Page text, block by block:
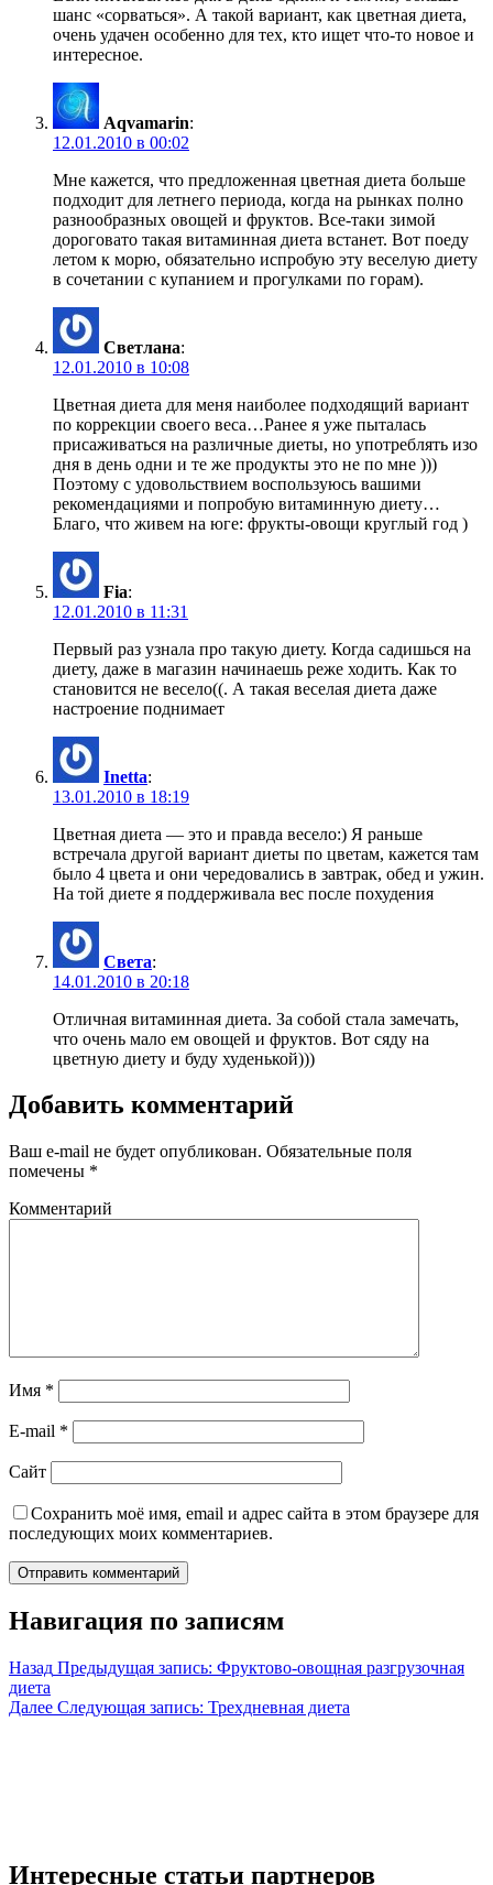
шанс «сорваться». А такой вариант, как цветная диета,
очень удачен особенно для тех, кто ищет что-то новое и
интересное.
Aqvamarin:
12.01.2010 в 00:02
Мне кажется, что предложенная цветная диета больше
подходит для летнего периода, когда на рынках полно
разнообразных овощей и фруктов. Все-таки зимой
дороговато такая витаминная диета встанет. Вот поеду
летом к морю, обязательно испробую эту веселую диету
в сочетании с купанием и прогулками по горам).
Светлана:
12.01.2010 в 10:08
Цветная диета для меня наиболее подходящий вариант
по коррекции своего веса…Ранее я уже пыталась
присаживаться на различные диеты, но употреблять изо
дня в день одни и те же продукты это не по мне )))
Поэтому с удовольствием воспользуюсь вашими
рекомендациями и попробую витаминную диету…
Благо, что живем на юге: фрукты-овощи круглый год )
Fia:
12.01.2010 в 11:31
Первый раз узнала про такую диету. Когда садишься на
диету, даже в магазин начинаешь реже ходить. Как то
становится не весело((. А такая веселая диета даже
настроение поднимает
Inetta:
13.01.2010 в 18:19
Цветная диета — это и правда весело:) Я раньше
встречала другой вариант диеты по цветам, кажется там
было 4 цвета и они чередовались в завтрак, обед и ужин.
На той диете я поддерживала вес после похудения
Света:
14.01.2010 в 20:18
Отличная витаминная диета. За собой стала замечать,
что очень мало ем овощей и фруктов. Вот сяду на
цветную диету и буду худенькой)))
Добавить комментарий
Ваш e-mail не будет опубликован. Обязательные поля
помечены *
Комментарий
Имя *
E-mail *
Сайт
Сохранить моё имя, email и адрес сайта в этом браузере для
последующих моих комментариев.
Навигация по записям
Назад Предыдущая запись: Фруктово-овощная разгрузочная
диета
Далее Следующая запись: Трехдневная диета
Интересные статьи партнеров